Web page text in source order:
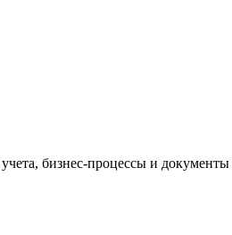
бизнес-процессы и документы